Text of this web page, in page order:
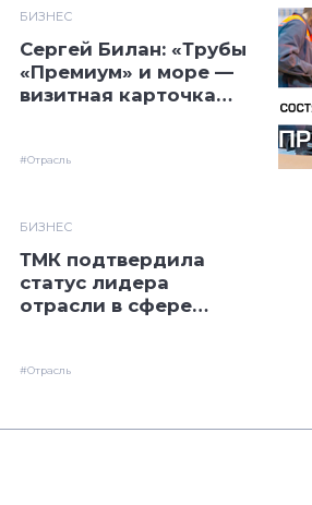
БИЗНЕС
Сергей Билан: «Трубы
«Премиум» и море —
визитная карточка
#Отрасль
БИЗНЕС
ТМК подтвердила
статус лидера
отрасли в сфере
версии АК&М
#Отрасль